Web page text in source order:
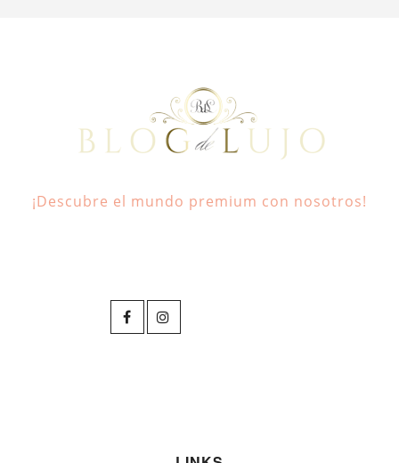
¡Descubre el mundo premium con nosotros!